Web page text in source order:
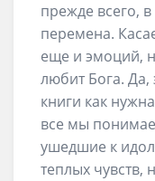
прежде всего,
перемена.
еще и эмоций,
любит Бога. Да,
книги как
все мы
ушедшие к
теплых